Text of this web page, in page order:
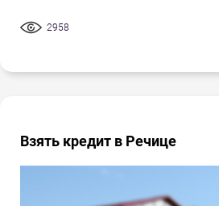
2958
Взять кредит в Речице